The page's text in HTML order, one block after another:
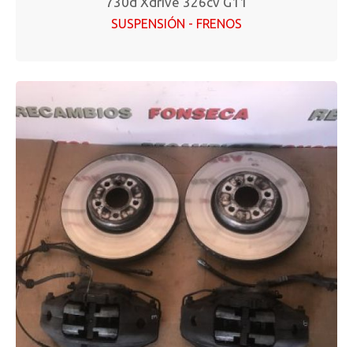
SUSPENSIÓN - FRENOS